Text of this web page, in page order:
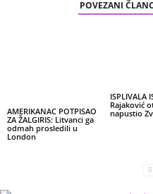
POVEZANI
AMERIKANAC POTPISAO
ZA ŽALGIRIS: Litvanci ga
odmah prosledili u
London
ISPLIVALA
Rajaković
napustio